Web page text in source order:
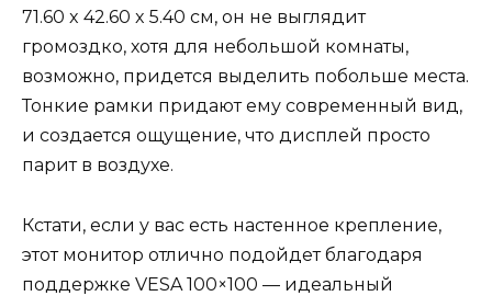
71.60 x 42.60 x 5.40 см, он не выглядит
громоздко, хотя для небольшой комнаты,
возможно, придется выделить побольше места.
Тонкие рамки придают ему современный вид,
и создается ощущение, что дисплей просто
парит в воздухе.
Кстати, если у вас есть настенное крепление,
этот монитор отлично подойдет благодаря
поддержке VESA 100×100 — идеальный